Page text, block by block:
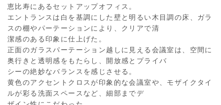
恵比寿にあるセットアップオフィス。
エントランスは白を基調にした壁と明るい木目調の床、ガラ
スの棚やパーテーションにより、クリアで清
潔感のある印象に仕上げた。
正面のガラスパーテーション越しに見える会議室は、空間に
奥行きと透明感をもたらし、開放感とプライバ
シーの絶妙なバランスを感じさせる。
黄色のアクセントクロスが印象的な会議室や、モザイクタイ
ルが彩る洗面スペースなど、細部までデ